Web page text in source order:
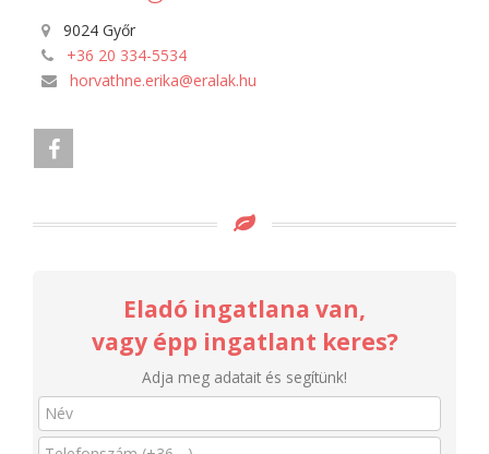
9024 Győr
+36 20 334-5534
horvathne.erika@eralak.hu
Eladó ingatlana van,
vagy épp ingatlant keres?
Adja meg adatait és segítünk!